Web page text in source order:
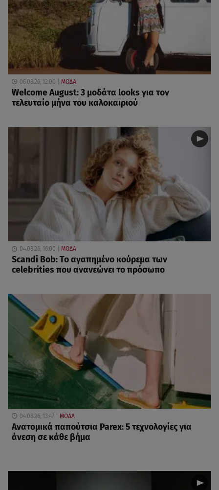
06.08.26, 12:00 ΜΟΔΑ
Welcome August: 3 μοδάτα looks για τον
τελευταίο μήνα του καλοκαιριού
04.08.26, 16:00 ΜΟΔΑ
Scandi Bob: Το αγαπημένο κούρεμα των
celebrities που ανανεώνει το πρόσωπο
04.08.26, 13:47 ΜΟΔΑ
Ανατομικά παπούτσια Parex: 5 τεχνολογίες για
άνεση σε κάθε βήμα